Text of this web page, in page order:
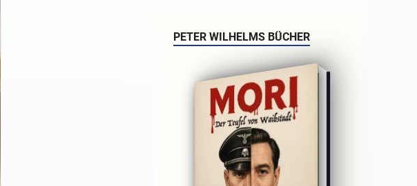
PETER WILHELMS BÜCHER